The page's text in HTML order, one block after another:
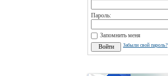
Пароль:
Запомнить меня
Забыли свой пароль?